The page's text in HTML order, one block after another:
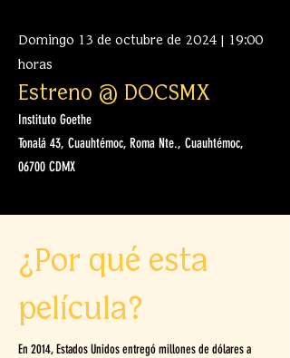
Domingo 13 de octubre de 2024 | 19:00
horas
Estreno @ DOCSMX
Instituto Goethe
Tonalá 43, Cuauhtémoc, Roma Nte., Cuauhtémoc,
06700 CDMX
¿Por qué esta
película?
En 2014, Estados Unidos entregó millones de dólares a